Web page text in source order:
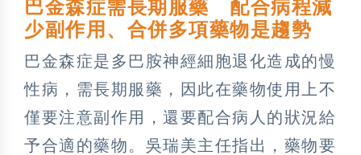
巴金森症需長期服藥 配合病程減
少副作用、合併多項藥物是趨勢
巴金森症是多巴胺神經細胞退化造成的慢
性病，需長期服藥，因此在藥物使用上不
僅要注意副作用，還要配合病人的狀況給
予合適的藥物。吳瑞美主任指出，藥物要